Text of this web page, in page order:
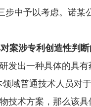
步中予以考虑。诺某
案涉专利创造性判断
出一种具体的具有
域普通技术人员对
技术方案，那么该